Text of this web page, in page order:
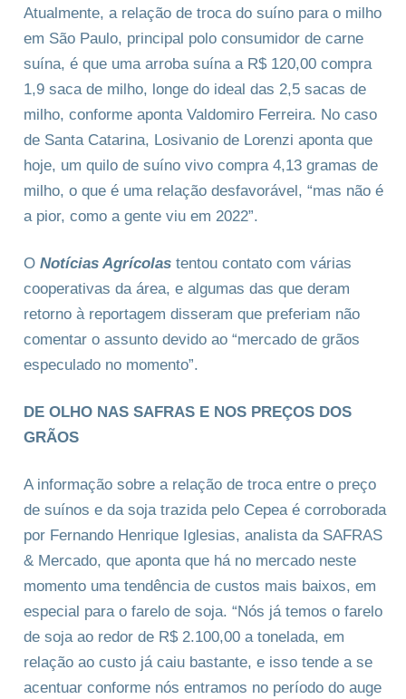
Atualmente, a relação de troca do suíno para o milho
em São Paulo, principal polo consumidor de carne
suína, é que uma arroba suína a R$ 120,00 compra
1,9 saca de milho, longe do ideal das 2,5 sacas de
milho, conforme aponta Valdomiro Ferreira. No caso
de Santa Catarina, Losivanio de Lorenzi aponta que
hoje, um quilo de suíno vivo compra 4,13 gramas de
milho, o que é uma relação desfavorável, “mas não é
a pior, como a gente viu em 2022”.
O Notícias Agrícolas tentou contato com várias
cooperativas da área, e algumas das que deram
retorno à reportagem disseram que preferiam não
comentar o assunto devido ao “mercado de grãos
especulado no momento”.
DE OLHO NAS SAFRAS E NOS PREÇOS DOS
GRÃOS
A informação sobre a relação de troca entre o preço
de suínos e da soja trazida pelo Cepea é corroborada
por Fernando Henrique Iglesias, analista da SAFRAS
& Mercado, que aponta que há no mercado neste
momento uma tendência de custos mais baixos, em
especial para o farelo de soja. “Nós já temos o farelo
de soja ao redor de R$ 2.100,00 a tonelada, em
relação ao custo já caiu bastante, e isso tende a se
acentuar conforme nós entramos no período do auge